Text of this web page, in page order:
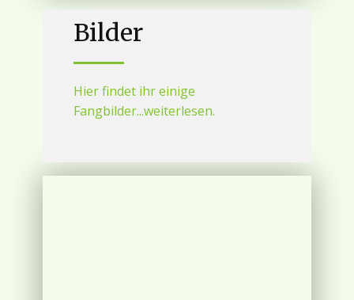
Bilder
Hier findet ihr einige
Fangbilder...weiterlesen.